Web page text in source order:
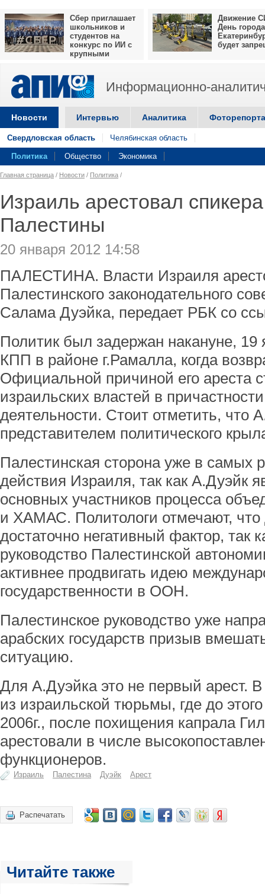
Сбер приглашает
школьников и
студентов на
конкурс по ИИ с
крупными
Движение
День города
будет
Информационно-
Новости Интервью Аналитика
Свердловская область Челябинская область
Политика Общество Экономика
Главная страница / Новости / Политика /
Израиль арестовал
Палестины
20 января 2012 14:58
ПАЛЕСТИНА. Власти Израиля
Палестинского законодательного
Салама Дуэйка, передает РБК со
Политик был задержан накануне, 19
КПП в районе г.Рамалла, когда
Официальной причиной его ареста
израильских властей в
деятельности. Стоит отметить, что
представителем политического
Палестинская сторона уже в самых
действия Израиля, так как А.Дуэйк
основных участников процесса
и ХАМАС. Политологи отмечают, что
достаточно негативный фактор, так
руководство Палестинской
активнее продвигать идею
государственности в ООН.
Палестинское руководство уже
арабских государств призыв
ситуацию.
Для А.Дуэйка это не первый арест.
из израильской тюрьмы, где до
2006г., после похищения капрала
арестовали в числе
функционеров.
Израиль Палестина Дуэйк Арест
Распечатать
Читайте также